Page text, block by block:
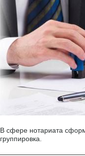
В сфере нотариата
группировка.